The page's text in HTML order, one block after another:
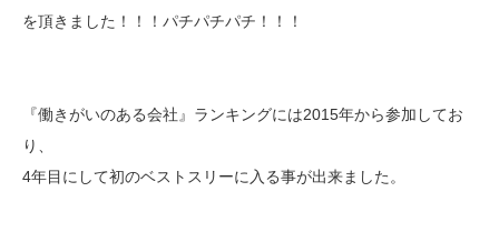
を頂きました！！！パチパチパチ！！！
『働きがいのある会社』ランキングには2015年から参加してお
り、
4年目にして初のベストスリーに入る事が出来ました。